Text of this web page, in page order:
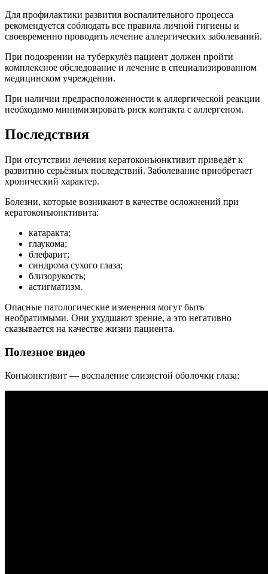
Для профилактики развития воспалительного процесса
рекомендуется соблюдать все правила личной гигиены и
своевременно проводить лечение аллергических заболеваний.
При подозрении на туберкулёз пациент должен пройти
комплексное обследование и лечение в специализированном
медицинском учреждении.
При наличии предрасположенности к аллергической реакции
необходимо минимизировать риск контакта с аллергеном.
Последствия
При отсутствии лечения кератоконъюнктивит приведёт к
развитию серьёзных последствий. Заболевание приобретает
хронический характер.
Болезни, которые возникают в качестве осложнений при
кератоконъюнктивита:
катаракта;
глаукома;
блефарит;
синдрома сухого глаза;
близорукость;
астигматизм.
Опасные патологические изменения могут быть
необратимыми. Они ухудшают зрение, а это негативно
сказывается на качестве жизни пациента.
Полезное видео
Конъюнктивит — воспаление слизистой оболочки глаза: